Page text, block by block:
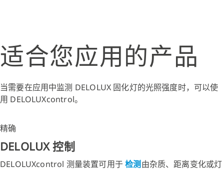
适合您应用的产品
当需要在应用中监测 DELOLUX 固化灯的光照强度时，可以使
用 DELOLUXcontrol。
精确
DELOLUX 控制
DELOLUXcontrol 测量装置可用于检测由杂质、距离变化或灯